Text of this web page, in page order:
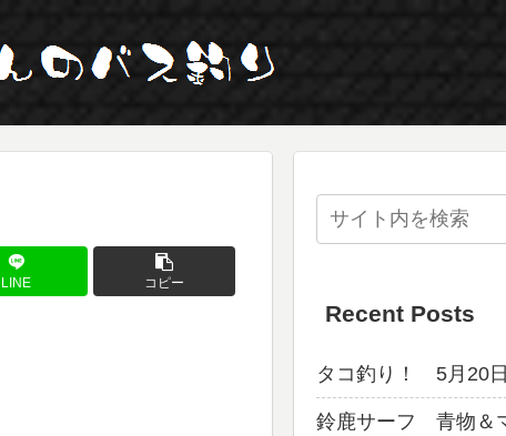
LINE コピー
Recent Posts
タコ釣り！ 5月20日
鈴鹿サーフ 青物＆